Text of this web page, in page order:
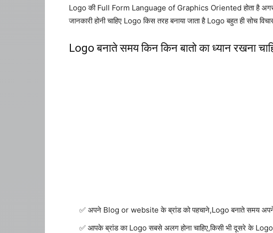
Logo की Full Form Language of Graphics Oriented होता है अगर
जानकारी होनी चाहिए Logo किस तरह बनाया जाता है Logo बहुत ही सोच
Logo बनाते समय किन किन बातो का ध्यान रखना
अपने Blog or website के ब्रांड को पहचाने,Logo बनाते समय अपने
आपके ब्रांड का Logo सबसे अलग होना चाहिए,किसी भी दूसरे के